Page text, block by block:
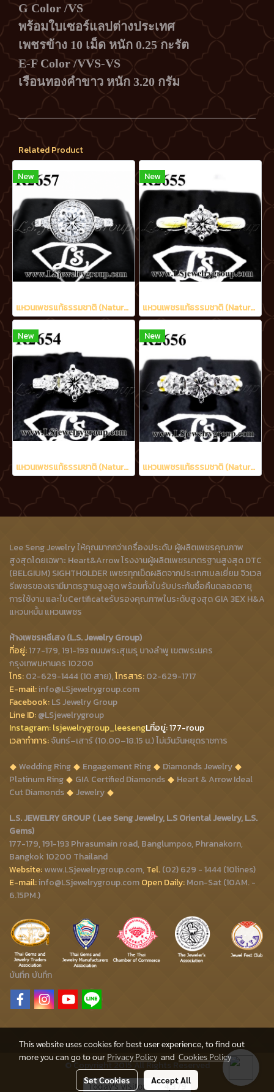
G Color /VS
พร้อมใบเซอร์แลปต่างประเทศ
เพชรข้าง 10 เม็ด หนัก 0.25 กะรัต
E-F Color /VVS-VS
เรือนทองคำขาว หนัก 3.20 กรัม
Related Product
New
แหวนเพชรแท้ธรรมชาติ (Natural Diamonds) 1.42 Ct. มีใบ Cer E color (น้ำ 99%)/VVS
New
แหวนเพชรแท้ธรรมชาติ (Natural Diamonds) 0.52 Ct. มีใบCer E color (น้ำ 99%)/VVS
New
แหวนเพชรแท้ธรรมชาติ (Natural Diamonds) 0.80 Ct. มีใบCer E color (น้ำ 99%)/VVS
New
แหวนเพชรแท้ธรรมชาติ (Natural Diamonds) 0.90 Ct.มีใบCer E color (น้ำ 99%)/VVS
Lee Seng Jewelry ให้คุณมากกว่าเครื่องประดับ ผู้ผลิตเพชรคุณภาพ
สูงสุดโดยเฉพาะ Heart&Arrow โรงงานผู้ผลิตเพชรมาตรฐานสูงสุด DTC
(BELGIUM) SIGHTHOLDER เพชรทุกเม็ดผลิตจากประเทศเบลเยี่ยม จิวเวล
รีเพชรของเรามีมาตรฐานสูงสุด พร้อมทั้งใบรับประกันซื้อคืนตลอดอายุ
การใช้งาน และใบCertificateรับรองคุณภาพในระดับสูงสุด GIA 3EX H&A
แหวนหมั้น แหวนเพชร
ห้างเพชรหลีเสง (L.S. Jewelry Group)
ที่อยู่:177-179, 191-193 ถนนพระสุเมรุ บางลำพู เขตพระนคร
กรุงเทพมหานคร 10200
โทร:02-629-1444 (10 สาย),โทรสาร:02-629-1717
E-mail:info@LSjewelrygroup.com
Facebook:LS Jewelry Group
Line ID:@LSjewelrygroup
Instagram:lsjewelrygroup_leesengLที่อยู่: 177-roup
เวลาทำการ:จันทร์–เสาร์ (10.00–18.15 น.) ไม่เว้นวันหยุดราชการ
Wedding Ring
Engagement Ring
Diamonds Jewelry
Platinum Ring
GIA Certified Diamonds
Heart & Arrow Ideal
Cut Diamonds
Jewelry
L.S. JEWELRY GROUP ( Lee Seng Jewelry, L.S Oriental Jewelry, L.S.
Gems)
177-179, 191-193 Phrasumain road, Banglumpoo, Phranakorn,
Bangkok 10200 Thailand
Website:www.LSjewelrygroup.com, Tel.(02) 629 - 1444 (10lines)
E-mail:info@LSjewelrygroup.comOpen Daily:Mon-Sat (10AM. -
6.15PM.)
บันทึก บันทึก
© Copyright 2015 All Rights Reserved
Today's visitor 4,379
This website uses cookies for best user experience, to find out
more you can go to our Privacy Policyand Cookies Policy
Set Cookies Accept All